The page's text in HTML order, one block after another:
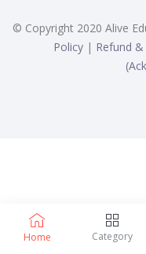
Home Category
© Copyright 2020 Alive
Policy| Refund